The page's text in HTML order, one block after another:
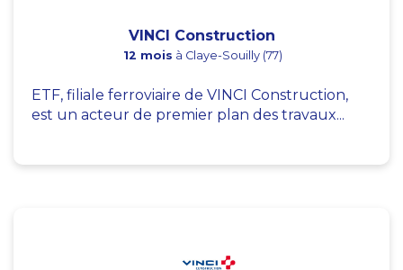
VINCI Construction
12 mois à Claye-Souilly (77)
ETF, filiale ferroviaire de VINCI Construction,
est un acteur de premier plan des travaux...